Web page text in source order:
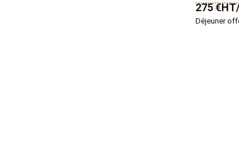
275
Déjeuner